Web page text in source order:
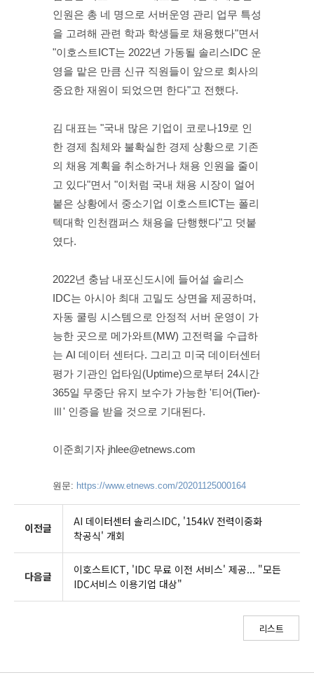
인원은 총 네 명으로 서버운영 관리 업무 특성
을 고려해 관련 학과 학생들로 채용했다"면서
"이호스트ICT는 2022년 가동될 솔리스IDC 운
영을 맡은 만큼 신규 직원들이 앞으로 회사의
중요한 재원이 되었으면 한다"고 전했다.
김 대표는 "국내 많은 기업이 코로나19로 인
한 경제 침체와 불확실한 경제 상황으로 기존
의 채용 계획을 취소하거나 채용 인원을 줄이
고 있다"면서 "이처럼 국내 채용 시장이 얼어
붙은 상황에서 중소기업 이호스트ICT는 폴리
텍대학 인천캠퍼스 채용을 단행했다"고 덧붙
였다.
2022년 충남 내포신도시에 들어설 솔리스
IDC는 아시아 최대 고밀도 상면을 제공하며,
자동 쿨링 시스템으로 안정적 서버 운영이 가
능한 곳으로 메가와트(MW) 고전력을 수급하
는 AI 데이터 센터다. 그리고 미국 데이터센터
평가 기관인 업타임(Uptime)으로부터 24시간
365일 무중단 유지 보수가 가능한 '티어(Tier)-
Ⅲ' 인증을 받을 것으로 기대된다.
이준희기자 jhlee@etnews.com
원문: https://www.etnews.com/20201125000164
이전글
AI 데이터센터 솔리스IDC, '154kV 전력이중화
착공식' 개회
다음글
이호스트ICT, 'IDC 무료 이전 서비스' 제공... "모든
IDC서비스 이용기업 대상"
리스트